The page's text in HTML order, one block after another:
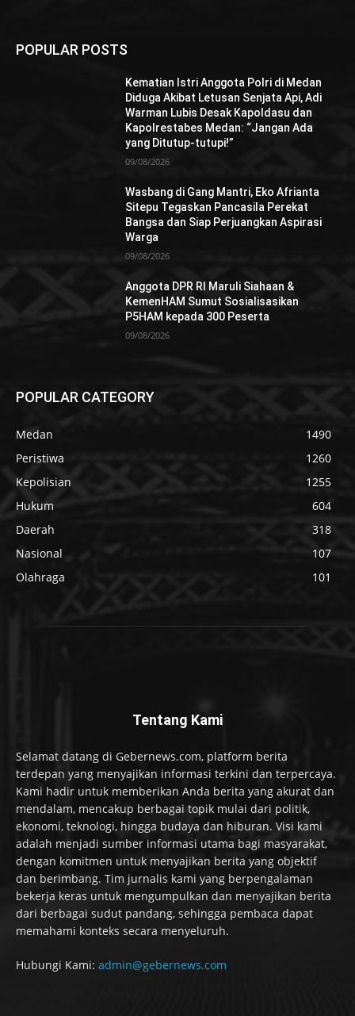
POPULAR POSTS
Kematian Istri Anggota Polri di Medan
Diduga Akibat Letusan Senjata Api, Adi
Warman Lubis Desak Kapoldasu dan
Kapolrestabes Medan: “Jangan Ada
yang Ditutup-tutupi!”
09/08/2026
Wasbang di Gang Mantri, Eko Afrianta
Sitepu Tegaskan Pancasila Perekat
Bangsa dan Siap Perjuangkan Aspirasi
Warga
09/08/2026
Anggota DPR RI Maruli Siahaan &
KemenHAM Sumut Sosialisasikan
P5HAM kepada 300 Peserta
09/08/2026
POPULAR CATEGORY
Medan
1490
Peristiwa
1260
Kepolisian
1255
Hukum
604
Daerah
318
Nasional
107
Olahraga
101
Tentang Kami
Selamat datang di Gebernews.com, platform berita
terdepan yang menyajikan informasi terkini dan terpercaya.
Kami hadir untuk memberikan Anda berita yang akurat dan
mendalam, mencakup berbagai topik mulai dari politik,
ekonomi, teknologi, hingga budaya dan hiburan. Visi kami
adalah menjadi sumber informasi utama bagi masyarakat,
dengan komitmen untuk menyajikan berita yang objektif
dan berimbang. Tim jurnalis kami yang berpengalaman
bekerja keras untuk mengumpulkan dan menyajikan berita
dari berbagai sudut pandang, sehingga pembaca dapat
memahami konteks secara menyeluruh.
Hubungi Kami: admin@gebernews.com